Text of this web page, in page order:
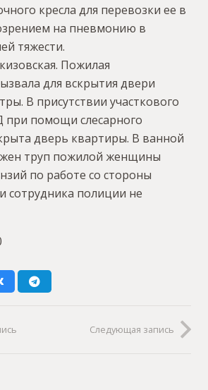
кресла для перевозки ее в
на пневмонию в
тяжести.
Пожилая
для вскрытия двери
В присутствии участкового
при помощи слесарного
дверь квартиры. В ванной
труп пожилой женщины
по работе со стороны
сотрудника полиции не
Следующая запись